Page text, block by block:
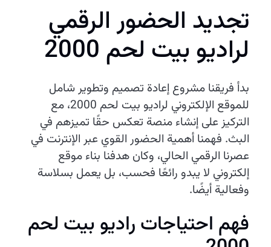
تجديد الحضور الرقمي
لراديو بيت لحم 2000
بدأ فريقنا مشروع إعادة تصميم وتطوير شامل
للموقع الإلكتروني لراديو بيت لحم 2000، مع
التركيز على إنشاء منصة تعكس حقًا تميزهم في
البث. فهمنا أهمية الحضور القوي عبر الإنترنت في
عصرنا الرقمي الحالي، وكان هدفنا بناء موقع
إلكتروني لا يبدو رائعًا فحسب، بل يعمل بسلاسة
وفعالية أيضًا.
فهم احتياجات راديو بيت لحم